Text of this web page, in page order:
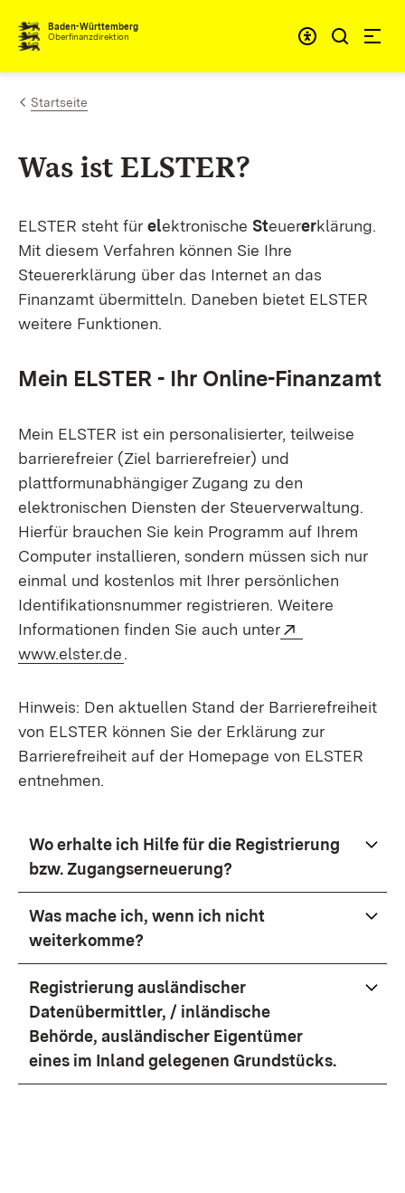
Zum Inhalt springen
Baden-Württemberg
Oberfinanzdirektion
Startseite
Was ist ELSTER?
ELSTER steht für elektronische Steuererklärung.
Mit diesem Verfahren können Sie Ihre
Steuererklärung über das Internet an das
Finanzamt übermitteln. Daneben bietet ELSTER
weitere Funktionen.
Mein ELSTER - Ihr Online-Finanzamt
Mein ELSTER ist ein personalisierter, teilweise
barrierefreier (Ziel barrierefreier) und
plattformunabhängiger Zugang zu den
elektronischen Diensten der Steuerverwaltung.
Hierfür brauchen Sie kein Programm auf Ihrem
Computer installieren, sondern müssen sich nur
einmal und kostenlos mit Ihrer persönlichen
Identifikationsnummer registrieren. Weitere
Informationen finden Sie auch unter
www.elster.de.
Hinweis: Den aktuellen Stand der Barrierefreiheit
von ELSTER können Sie der Erklärung zur
Barrierefreiheit auf der Homepage von ELSTER
entnehmen.
Wo erhalte ich Hilfe für die Registrierung
bzw. Zugangserneuerung?
Was mache ich, wenn ich nicht
weiterkomme?
Registrierung ausländischer
Datenübermittler, / inländische
Behörde, ausländischer Eigentümer
eines im Inland gelegenen Grundstücks.